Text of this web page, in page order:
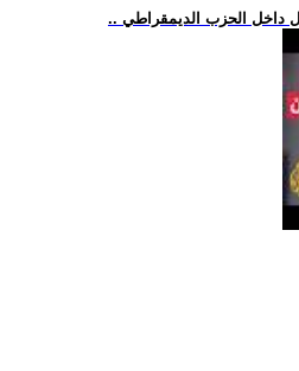
داخل الحزب الديمقراطي